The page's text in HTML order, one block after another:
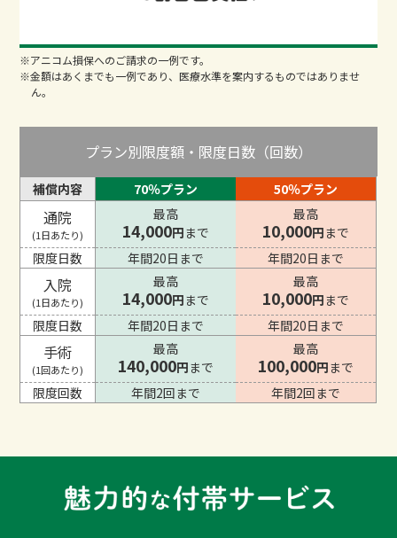
※アニコム損保へのご請求の一例です。
※金額はあくまでも一例であり、医療水準を案内するものではありませ
ん。
プラン別限度額・限度日数（回数）
補償内容 70％プラン 50％プラン
通院
(1日あたり)
最高
14,000円まで
最高
10,000円まで
限度日数
年間20日まで 年間20日まで
入院
(1日あたり)
最高
14,000円まで
最高
10,000円まで
限度日数
年間20日まで 年間20日まで
手術
(1回あたり)
最高
140,000円まで
最高
100,000円まで
限度回数
年間2回まで 年間2回まで